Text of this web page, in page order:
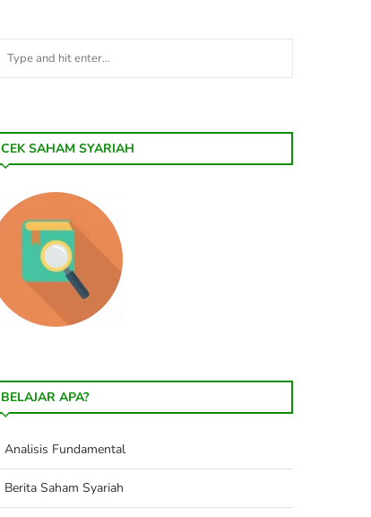
CEK SAHAM SYARIAH
BELAJAR APA?
Analisis Fundamental
Berita Saham Syariah